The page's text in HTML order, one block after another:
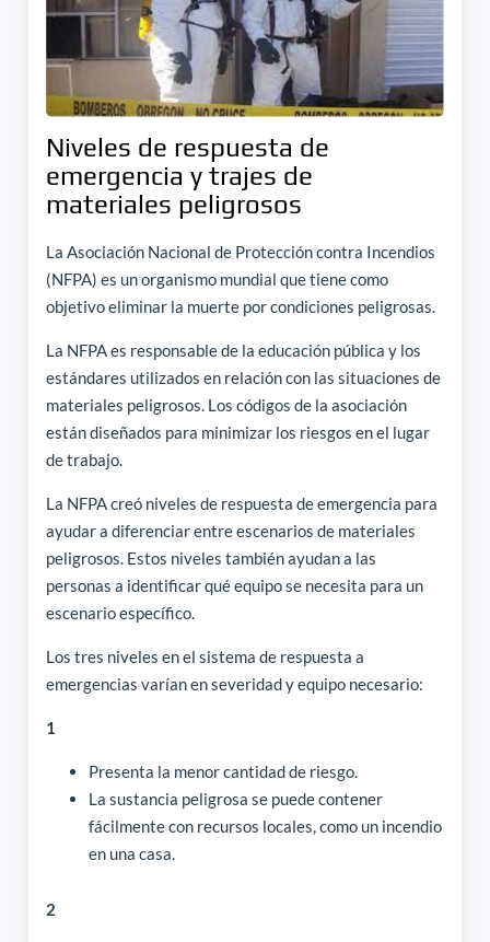
Niveles de respuesta de
emergencia y trajes de
materiales peligrosos
La Asociación Nacional de Protección contra Incendios
(NFPA) es un organismo mundial que tiene como
objetivo eliminar la muerte por condiciones peligrosas.
La NFPA es responsable de la educación pública y los
estándares utilizados en relación con las situaciones de
materiales peligrosos. Los códigos de la asociación
están diseñados para minimizar los riesgos en el lugar
de trabajo.
La NFPA creó niveles de respuesta de emergencia para
ayudar a diferenciar entre escenarios de materiales
peligrosos. Estos niveles también ayudan a las
personas a identificar qué equipo se necesita para un
escenario específico.
Los tres niveles en el sistema de respuesta a
emergencias varían en severidad y equipo necesario:
1
Presenta la menor cantidad de riesgo.
La sustancia peligrosa se puede contener
fácilmente con recursos locales, como un incendio
en una casa.
2